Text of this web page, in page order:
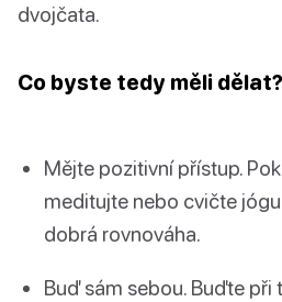
dvojčata.
Co byste tedy měli dělat?
Mějte pozitivní přístup.
meditujte nebo cvičte
dobrá rovnováha.
Buď sám sebou. Buďte při